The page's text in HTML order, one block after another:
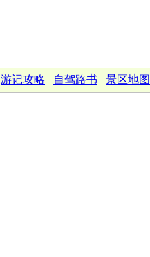
游记攻略 自驾路书 景区地图